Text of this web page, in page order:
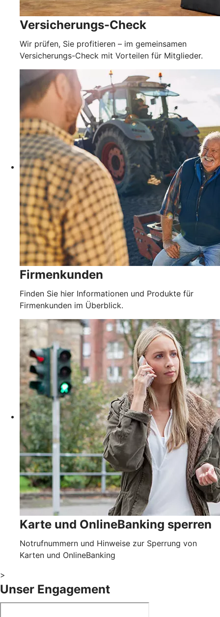
Versicherungs-Check
Wir prüfen, Sie profitieren – im gemeinsamen
Versicherungs-Check mit Vorteilen für Mitglieder.
Firmenkunden
Finden Sie hier Informationen und Produkte für
Firmenkunden im Überblick.
Karte und OnlineBanking sperren
Notrufnummern und Hinweise zur Sperrung von
Karten und OnlineBanking
>
Unser Engagement